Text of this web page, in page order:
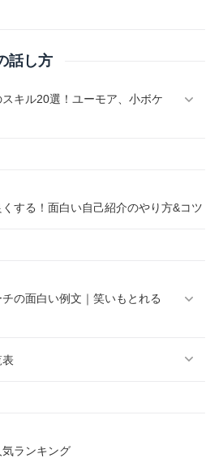
話し方
キル20選！ユーモア、小ボケ
する！面白い自己紹介のやり方&コツ
の面白い例文｜笑いもとれる
ランキング